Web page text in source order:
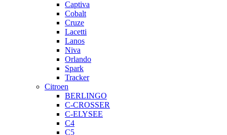
Captiva
Cobalt
Cruze
Lacetti
Lanos
Niva
Orlando
Spark
Tracker
Citroen
BERLINGO
C-CROSSER
C-ELYSEE
C4
C5